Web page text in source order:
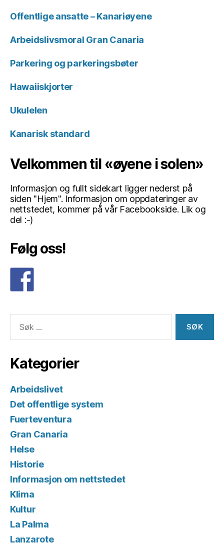
Offentlige ansatte – Kanariøyene
Arbeidslivsmoral Gran Canaria
Parkering og parkeringsbøter
Hawaiiskjorter
Ukulelen
Kanarisk standard
Velkommen til «øyene i solen»
Informasjon og fullt sidekart ligger nederst på
siden "Hjem". Informasjon om oppdateringer av
nettstedet, kommer på vår Facebookside. Lik og
del :-)
Følg oss!
etter:
Kategorier
Arbeidslivet
Det offentlige system
Fuerteventura
Gran Canaria
Helse
Historie
Informasjon om nettstedet
Klima
Kultur
La Palma
Lanzarote